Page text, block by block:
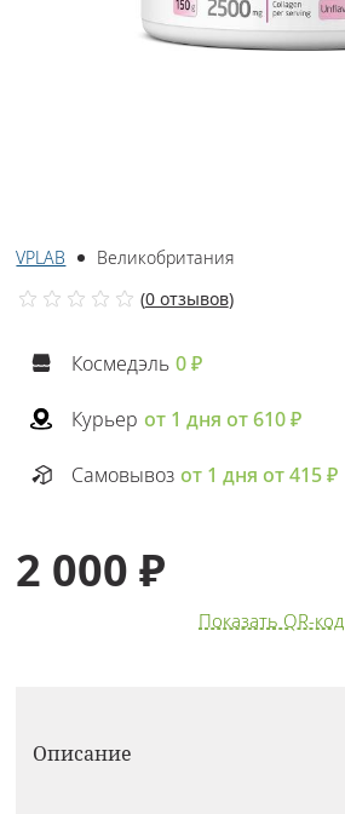
VPLAB
Великобритания
(0 отзывов)
Космедэль 0 ₽
Курьер от 1 дня от 610 ₽
Самовывоз от 1 дня от 415 ₽
2 000 ₽
Показать QR-код
Описание